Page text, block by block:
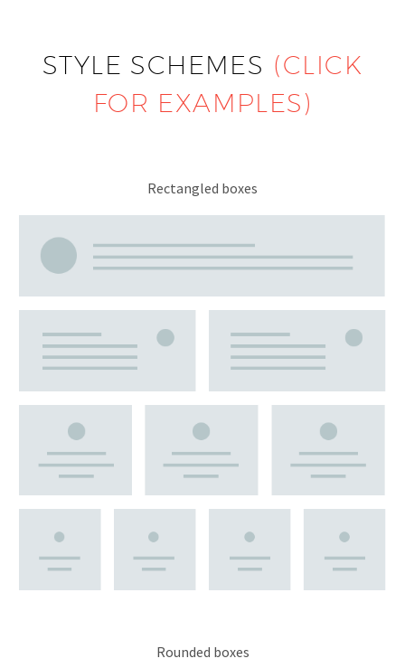
STYLE SCHEMES (CLICK
FOR EXAMPLES)
Rectangled boxes
Rounded boxes